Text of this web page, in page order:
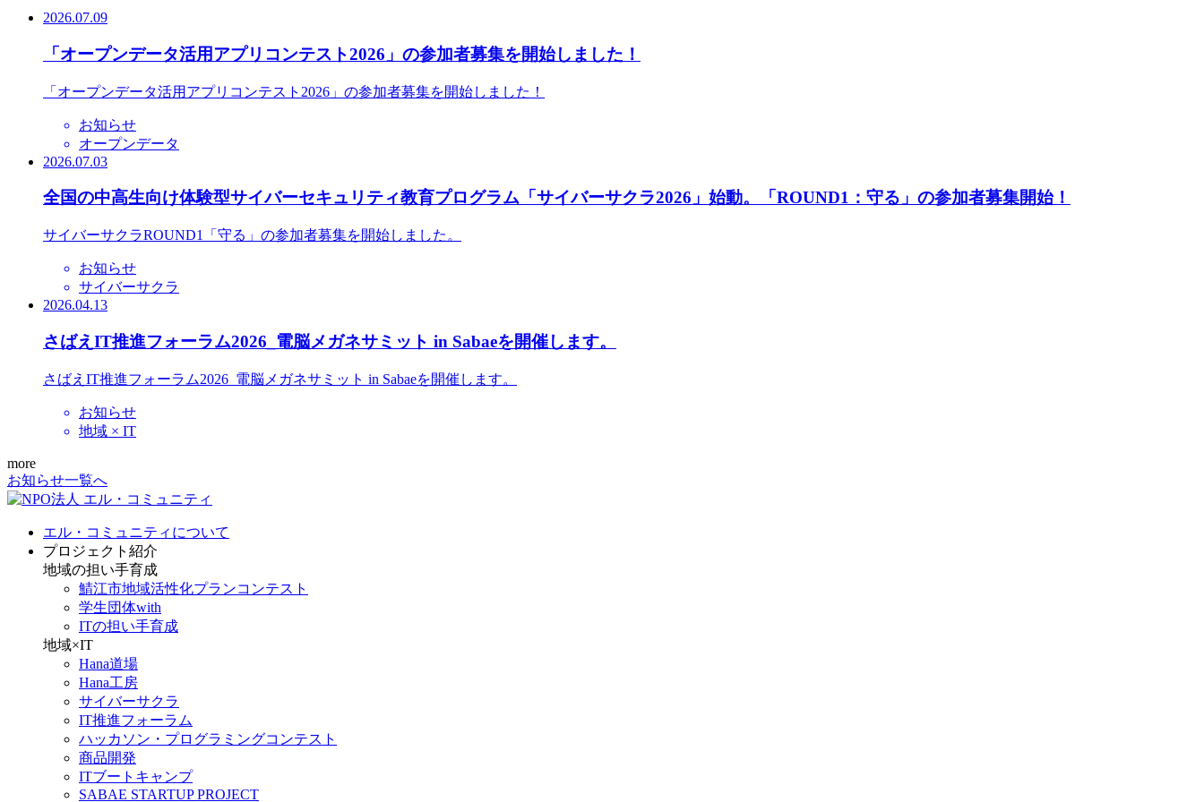
2026.07.09
「オープンデータ活用アプリコンテスト2026」の参加者募集を開始しました！
「オープンデータ活用アプリコンテスト2026」の参加者募集を開始しました！
お知らせ
オープンデータ
2026.07.03
全国の中高生向け体験型サイバーセキュリティ教育プログラム「サイバーサクラ2026」始動。「ROUND1：守る」の参加者募集開始！
サイバーサクラROUND1「守る」の参加者募集を開始しました。
お知らせ
サイバーサクラ
2026.04.13
さばえIT推進フォーラム2026_電脳メガネサミット in Sabaeを開催します。
さばえIT推進フォーラム2026_電脳メガネサミット in Sabaeを開催します。
お知らせ
地域 × IT
more
お知らせ一覧へ
エル・コミュニティについて
プロジェクト紹介
地域の担い手育成
鯖江市地域活性化プランコンテスト
学生団体with
ITの担い手育成
地域×IT
Hana道場
Hana工房
サイバーサクラ
IT推進フォーラム
ハッカソン・プログラミングコンテスト
商品開発
ITブートキャンプ
SABAE STARTUP PROJECT